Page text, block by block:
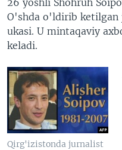
O'shda o'ldirib ketilgan
ukasi. U mintaqaviy
keladi.
Qirg'izistonda jurnalist